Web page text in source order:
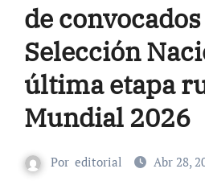
de
Selección
última etapa
Mundial 2026
Por editorial Abr 28,